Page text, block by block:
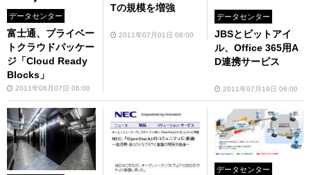
データセンター
富士通、プライベー
トクラウドパッケー
ジ「Cloud Ready
Blocks」
2011年06月07日 06:00
Tの規模を増強
2011年07月01日 06:00
データセンター
JBSとビットアイ
ル、Office 365用A
D連携サービス
2011年07月19日 06:00
データセンター